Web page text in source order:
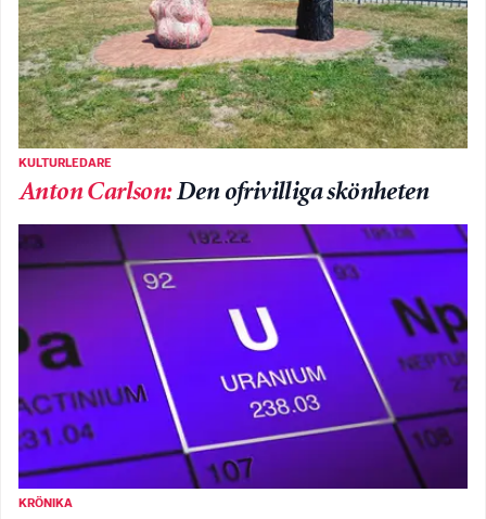
KULTURLEDARE
Anton Carlson:Den ofrivilliga skönheten
KRÖNIKA